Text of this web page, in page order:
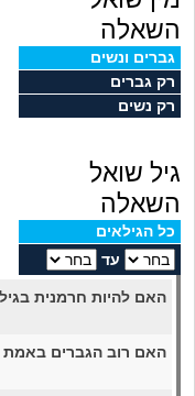
השאלה
גברים ונשים
רק גברים
רק נשים
גיל שואל
השאלה
כל הגילאים
עד
האם להיות חרמנית
האם רוב הגברים באמת